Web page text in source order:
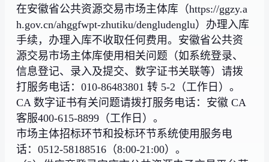
在安徽省公共资源交易市场主体库（https://ggzy.a
h.gov.cn/ahggfwpt-zhutiku/dengludenglu）办理入库
手续，办理入库不收取任何费用。安徽省公共资
源交易市场主体库使用相关问题（如系统登录、
信息登记、录入及提交、数字证书关联等）请拨
打服务电话：010-86483801 转 5-2（工作日）。
CA 数字证书有关问题请拨打服务电话：安徽 CA
客服400-615-8899（工作日）。
市场主体招标环节和投标环节系统使用服务电
话：0512-58188516（8:00-21:00）。